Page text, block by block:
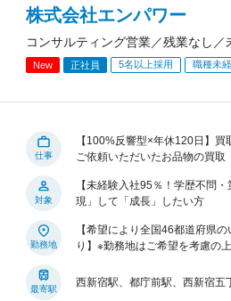
株式会社エンパワー
コンサルティング営業／残業なし
New 正社員 5名以上採用 職種未
仕事
【100%反響型×年休120日】
ご依頼いただいたお品物の買取
対象
【未経験入社95％！学歴不問
現」して「成長」したい方
勤務地
【希望により全国46都道府県
り】※勤務地はご希望を考慮の
最寄駅
西新宿駅、都庁前駅、西新宿五